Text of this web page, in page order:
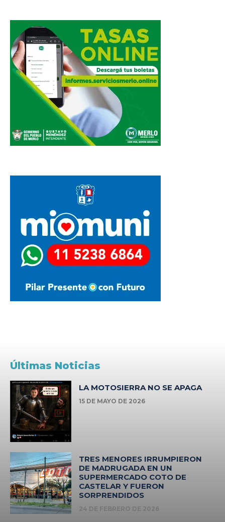
Últimas Noticias
LA MOTOSIERRA NO SE APAGA
15 DE MAYO DE 2026
TRES MENORES IRRUMPIERON
DE MADRUGADA EN UN
SUPERMERCADO COTO DE
CASTELAR Y FUERON
SORPRENDIDOS
24 DE FEBRERO DE 2026